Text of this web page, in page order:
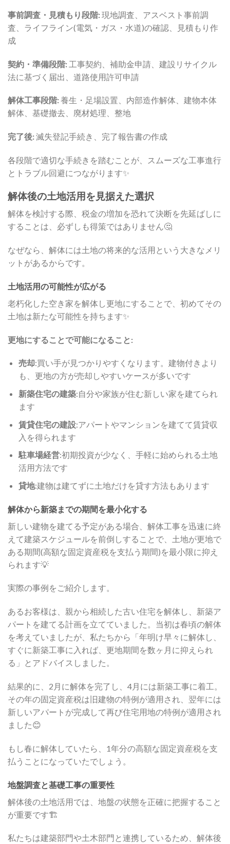
事前調査・見積もり段階:現地調査、アスベスト事前調
査、ライフライン(電気・ガス・水道)の確認、見積もり作
成
契約・準備段階: 工事契約、補助金申請、建設リサイクル
法に基づく届出、道路使用許可申請
解体工事段階:養生・足場設置、内部造作解体、建物本体
解体、基礎撤去、廃材処理、整地
完了後:滅失登記手続き、完了報告書の作成
各段階で適切な手続きを踏むことが、スムーズな工事進行
とトラブル回避につながります✨
解体後の土地活用を見据えた選択
解体を検討する際、税金の増加を恐れて決断を先延ばしに
することは、必ずしも得策ではありません🤔
なぜなら、解体には土地の将来的な活用という大きなメリ
ットがあるからです。
土地活用の可能性が広がる
老朽化した空き家を解体し更地にすることで、初めてその
土地は新たな可能性を持ちます✨
更地にすることで可能になること:
売却:買い手が見つかりやすくなります。建物付きより
も、更地の方が売却しやすいケースが多いです
新築住宅の建築:自分や家族が住む新しい家を建てられ
ます
賃貸住宅の建設:アパートやマンションを建てて賃貸収
入を得られます
駐車場経営:初期投資が少なく、手軽に始められる土地
活用方法です
貸地:建物は建てずに土地だけを貸す方法もあります
解体から新築までの期間を最小化する
新しい建物を建てる予定がある場合、解体工事を迅速に終
えて建築スケジュールを前倒しすることで、土地が更地で
ある期間(高額な固定資産税を支払う期間)を最小限に抑え
られます💡
実際の事例をご紹介します。
あるお客様は、親から相続した古い住宅を解体し、新築ア
パートを建てる計画を立てていました。当初は春頃の解体
を考えていましたが、私たちから「年明け早々に解体し、
すぐに新築工事に入れば、更地期間を数ヶ月に抑えられ
る」とアドバイスしました。
結果的に、2月に解体を完了し、4月には新築工事に着工。
その年の固定資産税は旧建物の特例が適用され、翌年には
新しいアパートが完成して再び住宅用地の特例が適用され
ました😊
もし春に解体していたら、1年分の高額な固定資産税を支
払うことになっていたでしょう。
地盤調査と基礎工事の重要性
解体後の土地活用では、地盤の状態を正確に把握すること
が重要です🏗️
私たちは建築部門や土木部門と連携しているため、解体後